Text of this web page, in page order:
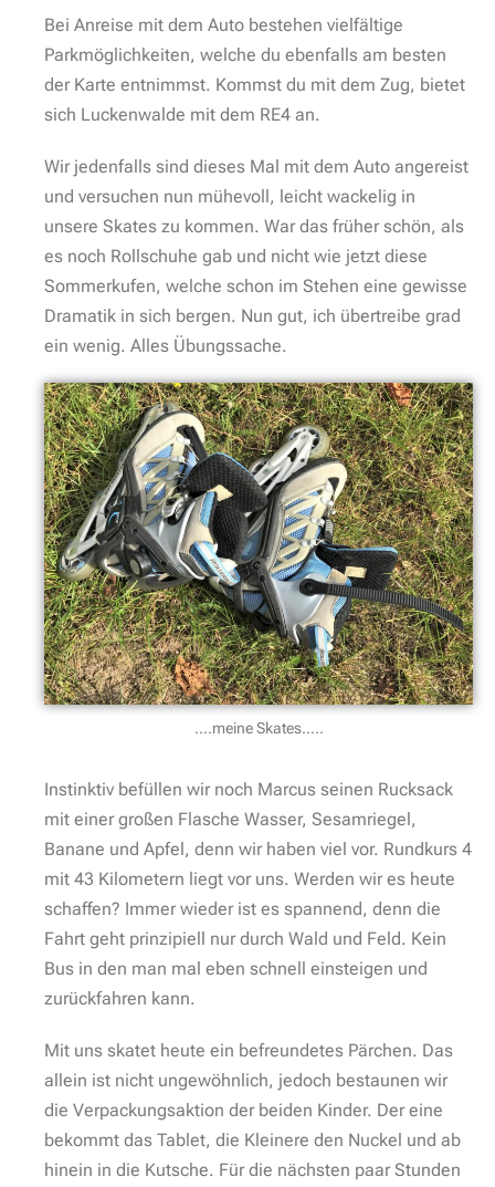
Bei Anreise mit dem Auto bestehen vielfältige
Parkmöglichkeiten, welche du ebenfalls am besten
der Karte entnimmst. Kommst du mit dem Zug, bietet
sich Luckenwalde mit dem RE4 an.
Wir jedenfalls sind dieses Mal mit dem Auto angereist
und versuchen nun mühevoll, leicht wackelig in
unsere Skates zu kommen. War das früher schön, als
es noch Rollschuhe gab und nicht wie jetzt diese
Sommerkufen, welche schon im Stehen eine gewisse
Dramatik in sich bergen. Nun gut, ich übertreibe grad
ein wenig. Alles Übungssache.
….meine Skates…..
Instinktiv befüllen wir noch Marcus seinen Rucksack
mit einer großen Flasche Wasser, Sesamriegel,
Banane und Apfel, denn wir haben viel vor. Rundkurs 4
mit 43 Kilometern liegt vor uns. Werden wir es heute
schaffen? Immer wieder ist es spannend, denn die
Fahrt geht prinzipiell nur durch Wald und Feld. Kein
Bus in den man mal eben schnell einsteigen und
zurückfahren kann.
Mit uns skatet heute ein befreundetes Pärchen. Das
allein ist nicht ungewöhnlich, jedoch bestaunen wir
die Verpackungsaktion der beiden Kinder. Der eine
bekommt das Tablet, die Kleinere den Nuckel und ab
hinein in die Kutsche. Für die nächsten paar Stunden